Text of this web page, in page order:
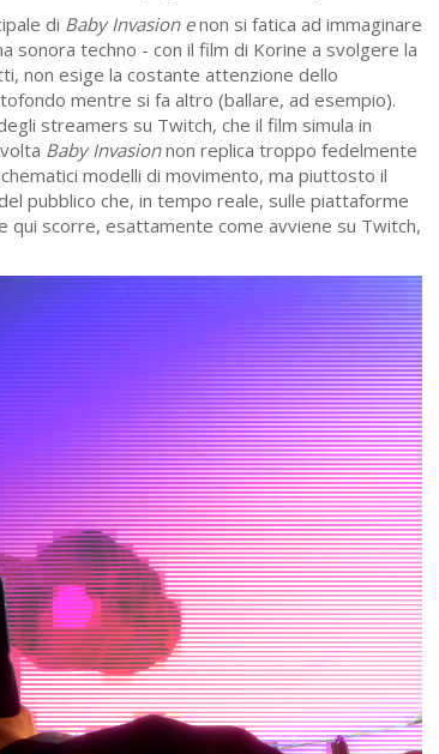
di Baby Invasion enon si fatica ad immaginare
sonora techno - con il film di Korine a svolgere la
non esige la costante attenzione dello
mentre si fa altro (ballare, ad esempio).
streamers su Twitch, che il film simula in
Baby Invasionnon replica troppo fedelmente
modelli di movimento, ma piuttosto il
pubblico che, in tempo reale, sulle piattaforme
qui scorre, esattamente come avviene su Twitch,